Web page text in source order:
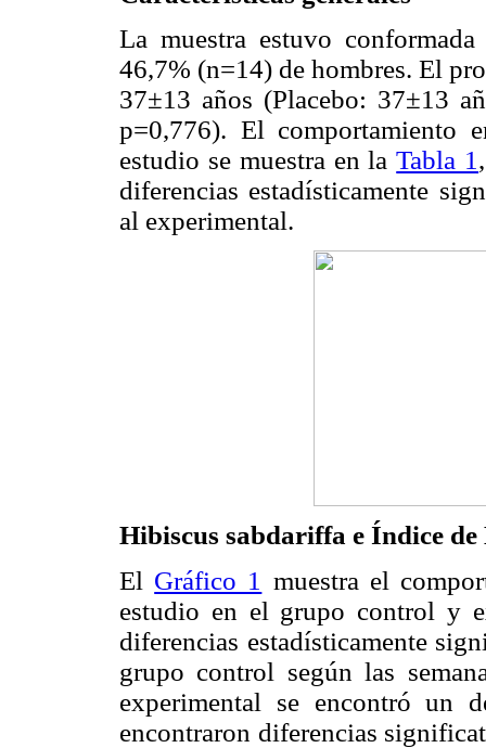
La muestra estuvo
46,7% (n=14) de hombres. El
37±13 años (Placebo: 37±13
p=0,776). El comportamiento
estudio se muestra en laTabla 1
diferencias estadísticamente
al experimental.
Hibiscus sabdariffa e Índice
El Gráfico 1 muestra el
estudio en el grupo control y
diferencias estadísticamente
grupo control según las
experimental se encontró un
encontraron diferencias